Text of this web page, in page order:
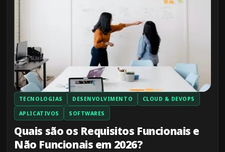
TECNOLOGIAS DESENVOLVIMENTO CLOUD & DEVOPS
APLICATIVOS SOFTWARES
Quais são os Requisitos Funcionais e
Não Funcionais em 2026?